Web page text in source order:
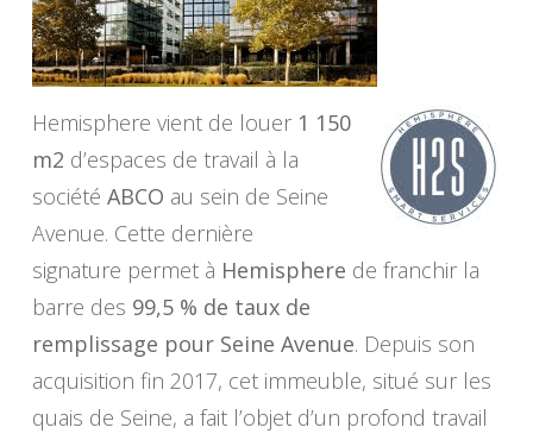
Hemisphere vient de louer 1 150
m2 d’espaces de travail à la
société ABCO au sein de Seine
Avenue. Cette dernière
signature permet à Hemisphere de franchir la
barre des 99,5 % de taux de
remplissage pour Seine Avenue. Depuis son
acquisition fin 2017, cet immeuble, situé sur les
quais de Seine, a fait l’objet d’un profond travail